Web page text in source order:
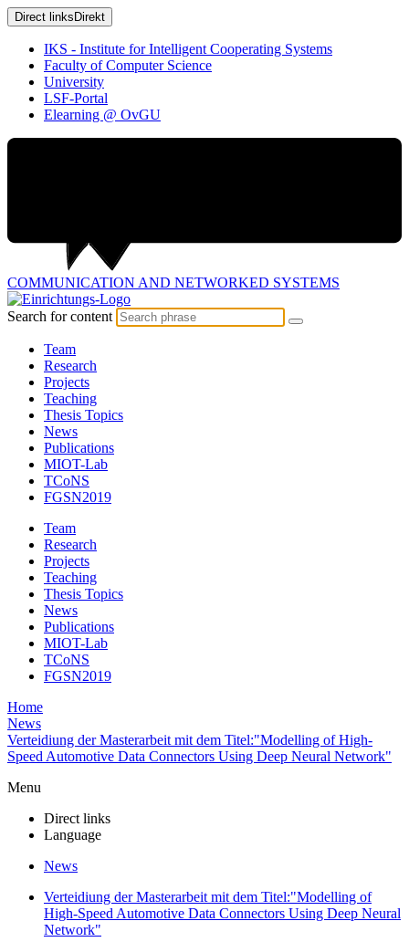
Direct links Direkt
IKS - Institute for Intelligent Cooperating Systems
Faculty of Computer Science
University
LSF-Portal
Elearning @ OvGU
COMMUNICATION AND NETWORKED SYSTEMS
Search for content
Team
Research
Projects
Teaching
Thesis Topics
News
Publications
MIOT-Lab
TCoNS
FGSN2019
Team
Research
Projects
Teaching
Thesis Topics
News
Publications
MIOT-Lab
TCoNS
FGSN2019
Home
News
Verteidiung der Masterarbeit mit dem Titel:"Modelling of High-
Speed Automotive Data Connectors Using Deep Neural Network"
Menu
Direct links
Language
News
Verteidiung der Masterarbeit mit dem Titel:"Modelling of
High-Speed Automotive Data Connectors Using Deep Neural
Network"